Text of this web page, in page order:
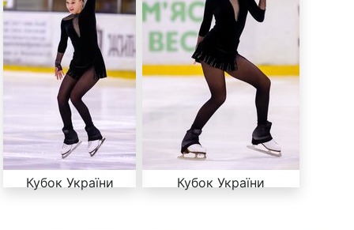
Кубок України Кубок України